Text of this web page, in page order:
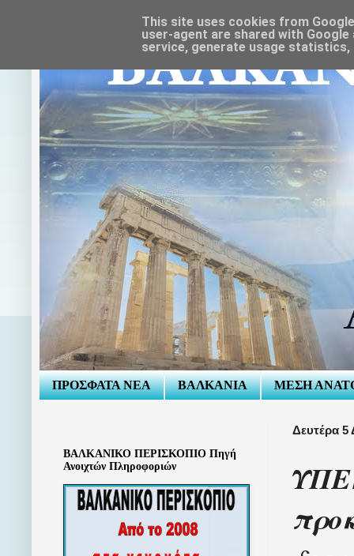
ΠΡΟΣΦΑΤΑ ΝΕΑ ΒΑΛΚΑΝΙΑ ΜΕΣΗ
Δευτέρα 5
ΒΑΛΚΑΝΙΚΟ ΠΕΡΙΣΚΟΠΙΟ Πηγή
Ανοιχτών Πληροφοριών
This site uses cookies from
user-agent are shared with
service, generate usage statistics,